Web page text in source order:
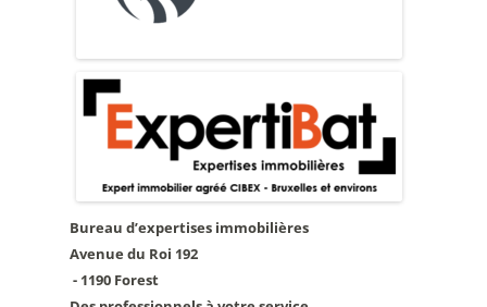
Bureau d’expertises immobilières
Avenue du Roi 192
- 1190 Forest